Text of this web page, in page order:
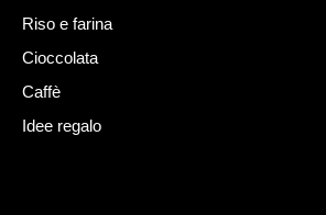
Riso e farina
Cioccolata
Caffè
Idee regalo